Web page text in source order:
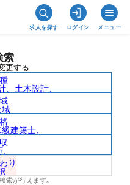
求人を探す ログイン メニュー
索
更する
土木設計、
建築士、
り
索が行えます｡
動産）/宮城県の
果一覧